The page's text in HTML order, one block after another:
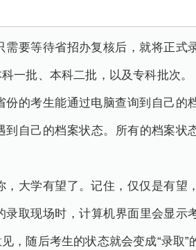
要等待省招办复核后，就将正
一批、本科二批，以及专科批次。
的考生能通过电脑查询到自己的
自己的档案状态。所有的档案状
大学有望了。记住，仅仅是有望
取现场时，计算机界面里会显示
，随后考生的状态就会变成“录取”